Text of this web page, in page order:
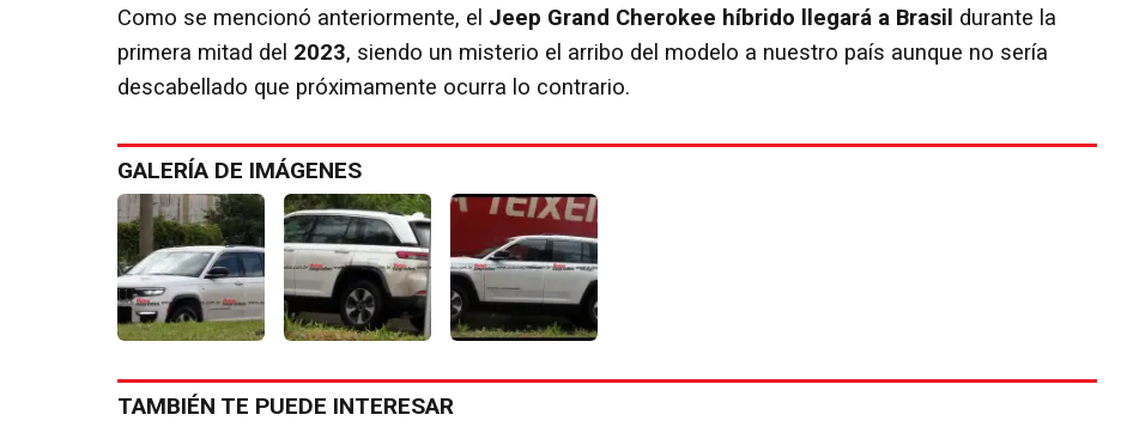
Como se mencionó anteriormente, el Jeep Grand Cherokee híbrido llegará a Brasil durante la
primera mitad del 2023, siendo un misterio el arribo del modelo a nuestro país aunque no sería
descabellado que próximamente ocurra lo contrario.
GALERÍA DE IMÁGENES
TAMBIÉN TE PUEDE INTERESAR